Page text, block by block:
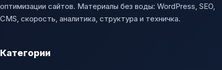
оптимизации сайтов. Материалы без воды: WordPress, SEO,
CMS, скорость, аналитика, структура и техничка.
Категории